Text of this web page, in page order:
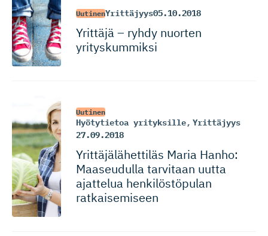
UutinenYrittäjyys05.10.2018
Yrittäjä – ryhdy nuorten
yrityskummiksi
Uutinen
Hyötytietoa yrityksille, Yrittäjyys
27.09.2018
Yrittäjälä­hettiläs Maria Hanho:
Maaseudulla tarvitaan uutta
ajattelua henkilöstöpulan
ratkaisemiseen